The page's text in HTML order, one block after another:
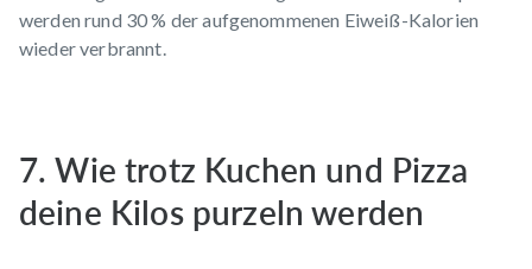
werden rund 30 % der aufgenommenen Eiweiß-Kalorien
wieder verbrannt.
7. Wie trotz Kuchen und Pizza
deine Kilos purzeln werden